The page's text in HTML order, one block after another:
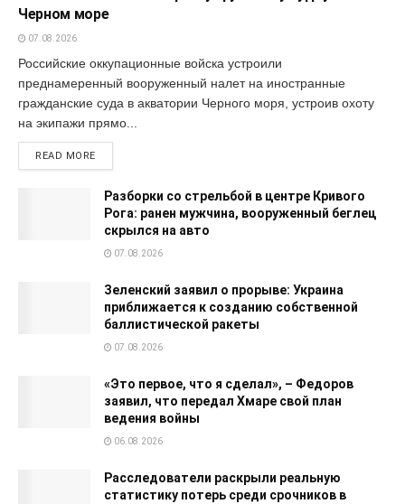
Черном море
07.08.2026
Российские оккупационные войска устроили
преднамеренный вооруженный налет на иностранные
гражданские суда в акватории Черного моря, устроив охоту
на экипажи прямо...
READ MORE
Разборки со стрельбой в центре Кривого
Рога: ранен мужчина, вооруженный беглец
скрылся на авто
07.08.2026
Зеленский заявил о прорыве: Украина
приближается к созданию собственной
баллистической ракеты
07.08.2026
«Это первое, что я сделал», – Федоров
заявил, что передал Хмаре свой план
ведения войны
06.08.2026
Расследователи раскрыли реальную
статистику потерь среди срочников в